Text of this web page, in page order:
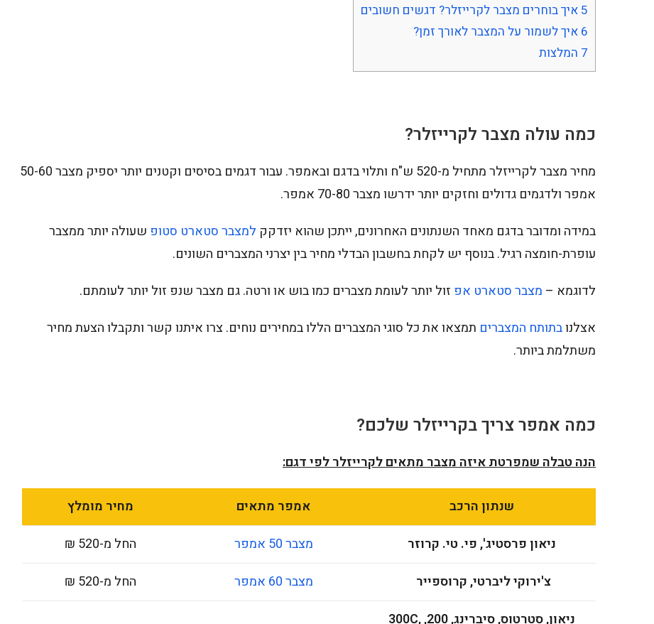
5 איך בוחרים מצבר לקרייזלר? דגשים חשובים
6 איך לשמור על המצבר לאורך זמן?
7 המלצות
כמה עולה מצבר לקרייזלר?
מחיר מצבר לקרייזלר מתחיל מ-520 ש"ח ותלוי בדגם ובאמפר. עבור דגמים בסיסים וקטנים יותר יספיק מצבר 50-60
אמפר ולדגמים גדולים וחזקים יותר ידרשו מצבר 70-80 אמפר.
במידה ומדובר בדגם מאחד השנתונים האחרונים, ייתכן שהוא יזדקק למצבר סטארט סטופ שעולה יותר ממצבר
עופרת-חומצה רגיל. בנוסף יש לקחת בחשבון הבדלי מחיר בין יצרני המצברים השונים.
לדוגמא – מצבר סטארט אפ זול יותר לעומת מצברים כמו בוש או ורטה. גם מצבר שנפ זול יותר לעומתם.
אצלנובתותח המצברים תמצאו את כל סוגי המצברים הללו במחירים נוחים. צרו איתנו קשר ותקבלו הצעת מחיר
משתלמת ביותר.
כמה אמפר צריךבקרייזלר שלכם?
הנה טבלה שמפרטת איזה מצבר מתאים לקרייזלר לפי דגם:
שנתון הרכב אמפר מתאים
מחיר מומלץ
ניאון פרסטיג', פי. טי. קרוזר
מצבר 50 אמפר
החל מ-520 ₪
צ'ירוקי ליברטי, קרוספייר
מצבר 60 אמפר
החל מ-520 ₪
ניאון, סטרטוס, סיברינג, 200, 300C,